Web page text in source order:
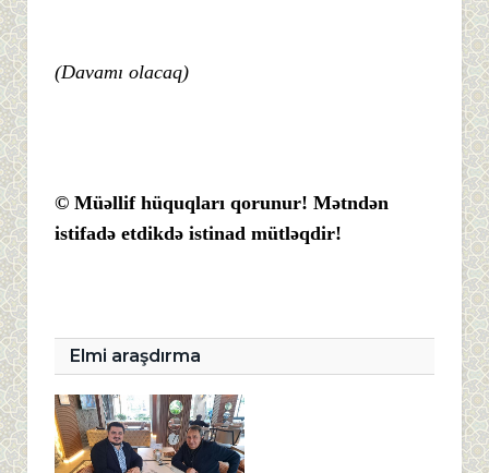
(Davamı olacaq)
© Müəllif hüquqları qorunur! Mətndən
istifadə etdikdə istinad mütləqdir!
Elmi araşdırma